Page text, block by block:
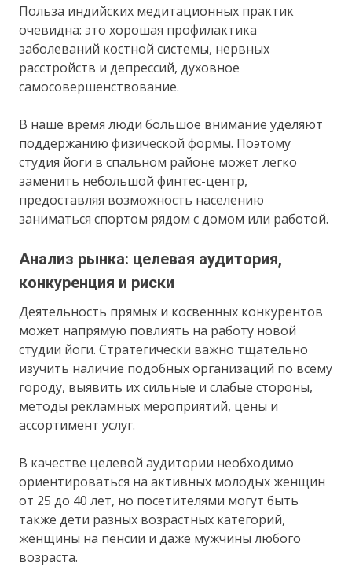
Польза индийских медитационных практик
очевидна: это хорошая профилактика
заболеваний костной системы, нервных
расстройств и депрессий, духовное
самосовершенствование.
В наше время люди большое внимание уделяют
поддержанию физической формы. Поэтому
студия йоги в спальном районе может легко
заменить небольшой финтес-центр,
предоставляя возможность населению
заниматься спортом рядом с домом или работой.
Анализ рынка: целевая аудитория,
конкуренция и риски
Деятельность прямых и косвенных конкурентов
может напрямую повлиять на работу новой
студии йоги. Стратегически важно тщательно
изучить наличие подобных организаций по всему
городу, выявить их сильные и слабые стороны,
методы рекламных мероприятий, цены и
ассортимент услуг.
В качестве целевой аудитории необходимо
ориентироваться на активных молодых женщин
от 25 до 40 лет, но посетителями могут быть
также дети разных возрастных категорий,
женщины на пенсии и даже мужчины любого
возраста.